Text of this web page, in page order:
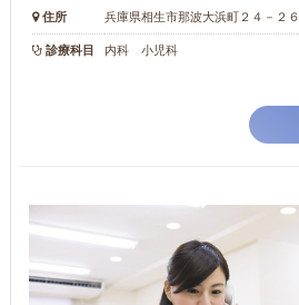
住所 兵庫県相生市那波大浜町２４－２６
診療科目 内科 小児科